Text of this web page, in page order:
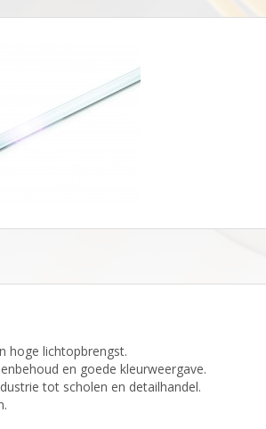
hoge lichtopbrengst.
en goede kleurweergave.
tot scholen en detailhandel.